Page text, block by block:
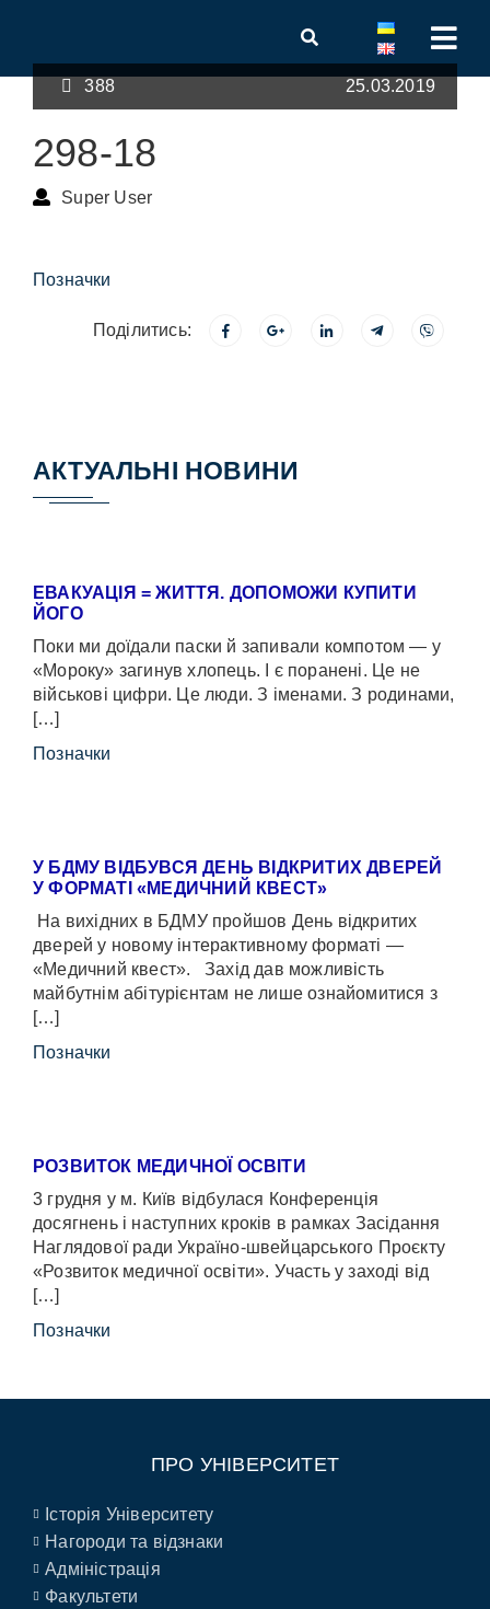
388 25.03.2019
298-18
Super User
Позначки
Поділитись:
АКТУАЛЬНІ НОВИНИ
ЕВАКУАЦІЯ = ЖИТТЯ. ДОПОМОЖИ КУПИТИ
ЙОГО
Поки ми доїдали паски й запивали компотом — у
«Мороку» загинув хлопець. І є поранені. Це не
військові цифри. Це люди. З іменами. З родинами,
[…]
Позначки
У БДМУ ВІДБУВСЯ ДЕНЬ ВІДКРИТИХ ДВЕРЕЙ
У ФОРМАТІ «МЕДИЧНИЙ КВЕСТ»
На вихідних в БДМУ пройшов День відкритих
дверей у новому інтерактивному форматі —
«Медичний квест». Захід дав можливість
майбутнім абітурієнтам не лише ознайомитися з
[…]
Позначки
РОЗВИТОК МЕДИЧНОЇ ОСВІТИ
3 грудня у м. Київ відбулася Конференція
досягнень і наступних кроків в рамках Засідання
Наглядової ради Україно-швейцарського Проєкту
«Розвиток медичної освіти». Участь у заході від
[…]
Позначки
ПРО УНІВЕРСИТЕТ
Історія Університету
Нагороди та відзнаки
Адміністрація
Факультети